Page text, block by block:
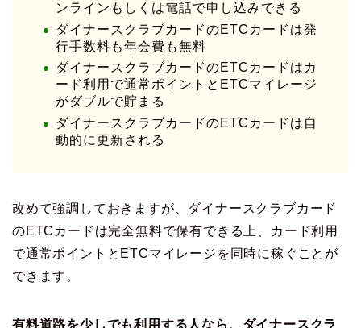
ンラインもしくは電話で申し込みできる
ダイナースクラブカードのETCカードは発
行手数料も年会費も無料
ダイナースクラブカードのETCカードはカ
ード利用で通常ポイントとETCマイレージ
がダブルで貯まる
ダイナースクラブカードのETCカードは自
動的に更新される
改めて強調しておきますが、ダイナースクラブカード
のETCカードは完全無料で保有できる上、カード利用
で通常ポイントとETCマイレージを同時に稼ぐことが
できます。
有料道路を少しでも利用する人なら、ダイナースクラ